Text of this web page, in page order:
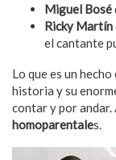
Miguel Bosé
Ricky Martín
el cantante
Lo que es un hecho
historia y su
contar y por andar.
homoparentales.